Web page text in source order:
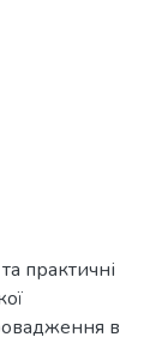
практичні
в